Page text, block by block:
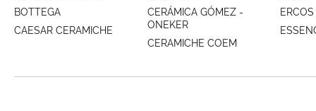
BOTTEGA
CAESAR CERAMICHE
CERÁMICA GÓMEZ -
ONEKER
CERAMICHE COEM
ERCOS